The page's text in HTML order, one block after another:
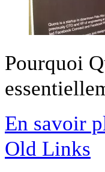
Pourquoi
En savoir
Old Links